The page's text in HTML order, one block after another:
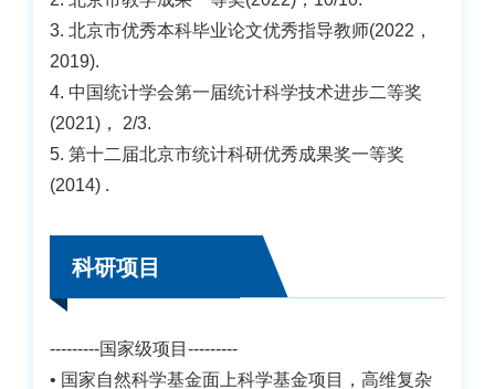
3. 北京市优秀本科毕业论文优秀指导教师(2022，
2019).
4. 中国统计学会第一届统计科学技术进步二等奖
(2021)， 2/3.
5. 第十二届北京市统计科研优秀成果奖一等奖
(2014) .
科研项目
---------国家级项目---------
• 国家自然科学基金面上科学基金项目，高维复杂